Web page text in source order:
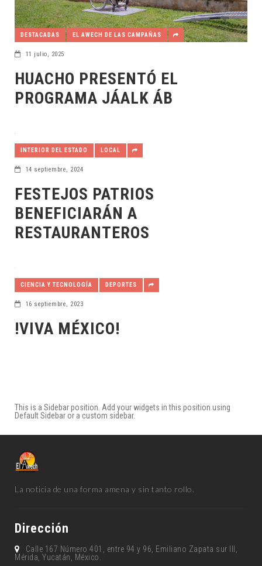
DESTACADAS EL AWECH DE LAS CAMPAÑAS
11 julio, 2025
HUACHO PRESENTÓ EL
PROGRAMA JÁALK ÁB
INTERIOR DEL ESTADO LOCAL
14 septiembre, 2024
FESTEJOS PATRIOS
BENEFICIARÁN A
RESTAURANTEROS
CIENCIA Y TECNOLOGÍA DEPORTES
16 septiembre, 2023
!VIVA MÉXICO!
This is a Sidebar position. Add your widgets in this position using
Default Sidebar or a custom sidebar.
La noticia de una forma amena y sin tanto rollo.
Dirección
Calle 167 Número 401, entre 94 y 96, Emiliano Zapata sur lll,
Mérida, Yucatán, México.